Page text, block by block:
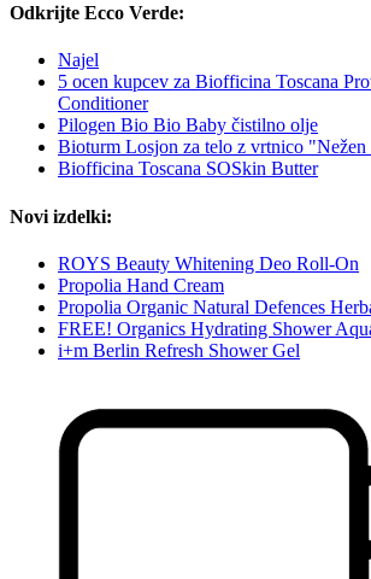
Odkrijte Ecco Verde:
Najel
5 ocen kupcev za Biofficina Toscana
Conditioner
Pilogen Bio Bio Baby čistilno olje
Bioturm Losjon za telo z vrtnico
Biofficina Toscana SOSkin Butter
Novi izdelki:
ROYS Beauty Whitening Deo Roll-On
Propolia Hand Cream
Propolia Organic Natural Defences
FREE! Organics Hydrating Shower
i+m Berlin Refresh Shower Gel